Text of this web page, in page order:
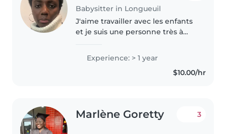
Babysitter in Longueuil
J'aime travailler avec les enfants
et je suis une personne très à
j'ai appris à être patiente,
responsable et attentive à leurs
Experience: > 1 year
$10.00/hr
Marlène Goretty 3